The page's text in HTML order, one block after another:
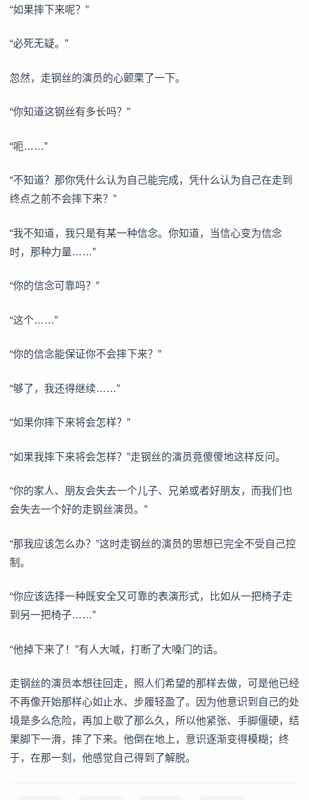
“如果摔下来呢？”
“必死无疑。”
忽然，走钢丝的演员的心颤栗了一下。
“你知道这钢丝有多长吗？”
“呃……”
“不知道？那你凭什么认为自己能完成，凭什么认为自己在走到
终点之前不会摔下来？”
“我不知道，我只是有某一种信念。你知道，当信心变为信念
时，那种力量……”
“你的信念可靠吗？”
“这个……”
“你的信念能保证你不会摔下来？”
“够了，我还得继续……”
“如果你摔下来将会怎样？”
“如果我摔下来将会怎样？”走钢丝的演员竟傻傻地这样反问。
“你的家人、朋友会失去一个儿子、兄弟或者好朋友，而我们也
会失去一个好的走钢丝演员。”
“那我应该怎么办？”这时走钢丝的演员的思想已完全不受自己控
制。
“你应该选择一种既安全又可靠的表演形式，比如从一把椅子走
到另一把椅子……”
“他掉下来了！”有人大喊，打断了大嗓门的话。
走钢丝的演员本想往回走，照人们希望的那样去做，可是他已经
不再像开始那样心如止水、步履轻盈了。因为他意识到自己的处
境是多么危险，再加上歇了那么久，所以他紧张、手脚僵硬，结
果脚下一滑，摔了下来。他倒在地上，意识逐渐变得模糊；终
于，在那一刻，他感觉自己得到了解脱。